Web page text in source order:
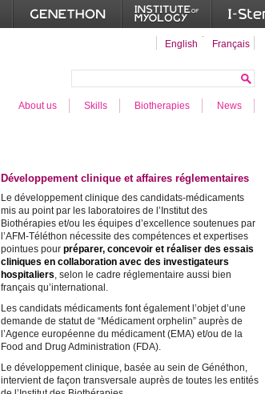
English Français
About us Skills Biotherapies News
Développement clinique et affaires réglementaires
Le développement clinique des candidats-médicaments
mis au point par les laboratoires de l’Institut des
Biothérapies et/ou les équipes d’excellence soutenues par
l’AFM-Téléthon nécessite des compétences et expertises
pointues pour préparer, concevoir et réaliser des essais
cliniques en collaboration avec des investigateurs
hospitaliers, selon le cadre réglementaire aussi bien
français qu’international.
Les candidats médicaments font également l’objet d’une
demande de statut de “Médicament orphelin” auprès de
l’Agence européenne du médicament (EMA) et/ou de la
Food and Drug Administration (FDA).
Le développement clinique, basée au sein de Généthon,
intervient de façon transversale auprès de toutes les entités